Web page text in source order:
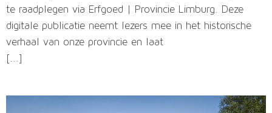
te raadplegen via Erfgoed | Provincie Limburg. Deze
digitale publicatie neemt lezers mee in het historische
verhaal van onze provincie en laat
[...]